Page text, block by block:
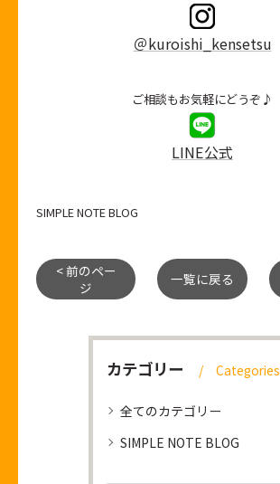
＠kuroishi_kensetsu
ご相談もお気軽にどうぞ♪
LINE公式
SIMPLE NOTE BLOG
< 前のペー
ジ
一覧に戻る
カテゴリー Categories
全てのカテゴリー
SIMPLE NOTE BLOG